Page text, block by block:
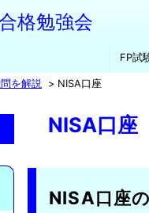
格勉強会
FP試
を解説 NISA口座
NISA口座
NISA口座